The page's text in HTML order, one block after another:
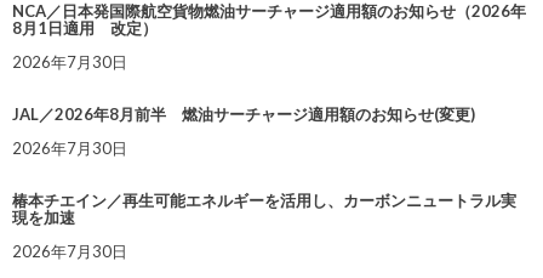
NCA／日本発国際航空貨物燃油サーチャージ適用額のお知らせ（2026年
8月1日適用 改定）
2026年7月30日
JAL／2026年8月前半 燃油サーチャージ適用額のお知らせ(変更)
2026年7月30日
椿本チエイン／再生可能エネルギーを活用し、カーボンニュートラル実
現を加速
2026年7月30日